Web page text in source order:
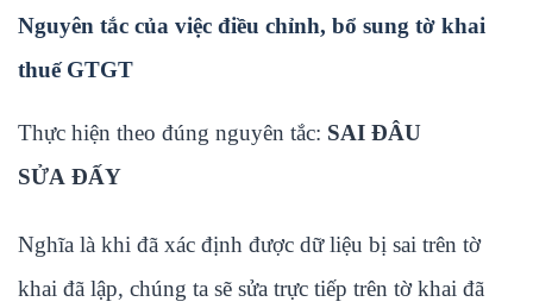
Nguyên tắc của việc điều chỉnh, bổ sung tờ khai
thuế GTGT
Thực hiện theo đúng nguyên tắc: SAI ĐÂU
SỬA ĐẤY
Nghĩa là khi đã xác định được dữ liệu bị sai trên tờ
khai đã lập, chúng ta sẽ sửa trực tiếp trên tờ khai đã